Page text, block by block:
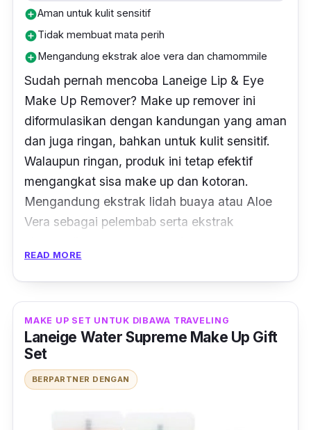
add_circleAman untuk kulit sensitif
add_circleTidak membuat mata perih
add_circleMengandung ekstrak aloe vera dan chamommile
Sudah pernah mencoba Laneige Lip & Eye
Make Up Remover? Make up remover ini
diformulasikan dengan kandungan yang aman
dan juga ringan, bahkan untuk kulit sensitif.
Walaupun ringan, produk ini tetap efektif
mengangkat sisa make up dan kotoran.
Mengandung ekstrak lidah buaya atau Aloe
Vera sebagai pelembab serta ekstrak
kandungannya tidak membuat mata perih dan
iritasi.
READ MORE
MAKE UP SET UNTUK DIBAWA TRAVELING
Laneige Water Supreme Make Up Gift
Set
BERPARTNER DENGAN